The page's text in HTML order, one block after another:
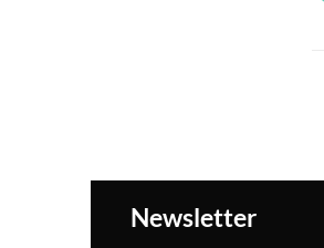
Newsletter